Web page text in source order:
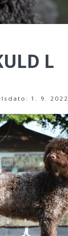
L
1. 9. 2022